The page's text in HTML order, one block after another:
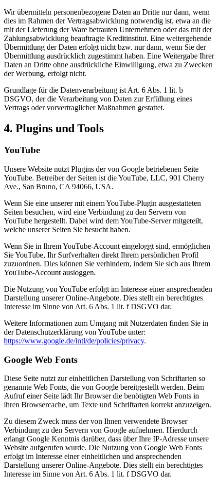
Wir übermitteln personenbezogene Daten an Dritte nur dann, wenn
dies im Rahmen der Vertragsabwicklung notwendig ist, etwa an die
mit der Lieferung der Ware betrauten Unternehmen oder das mit der
Zahlungsabwicklung beauftragte Kreditinstitut. Eine weitergehende
Übermittlung der Daten erfolgt nicht bzw. nur dann, wenn Sie der
Übermittlung ausdrücklich zugestimmt haben. Eine Weitergabe Ihrer
Daten an Dritte ohne ausdrückliche Einwilligung, etwa zu Zwecken
der Werbung, erfolgt nicht.
Grundlage für die Datenverarbeitung ist Art. 6 Abs. 1 lit. b
DSGVO, der die Verarbeitung von Daten zur Erfüllung eines
Vertrags oder vorvertraglicher Maßnahmen gestattet.
4. Plugins und Tools
YouTube
Unsere Website nutzt Plugins der von Google betriebenen Seite
YouTube. Betreiber der Seiten ist die YouTube, LLC, 901 Cherry
Ave., San Bruno, CA 94066, USA.
Wenn Sie eine unserer mit einem YouTube-Plugin ausgestatteten
Seiten besuchen, wird eine Verbindung zu den Servern von
YouTube hergestellt. Dabei wird dem YouTube-Server mitgeteilt,
welche unserer Seiten Sie besucht haben.
Wenn Sie in Ihrem YouTube-Account eingeloggt sind, ermöglichen
Sie YouTube, Ihr Surfverhalten direkt Ihrem persönlichen Profil
zuzuordnen. Dies können Sie verhindern, indem Sie sich aus Ihrem
YouTube-Account ausloggen.
Die Nutzung von YouTube erfolgt im Interesse einer ansprechenden
Darstellung unserer Online-Angebote. Dies stellt ein berechtigtes
Interesse im Sinne von Art. 6 Abs. 1 lit. f DSGVO dar.
Weitere Informationen zum Umgang mit Nutzerdaten finden Sie in
der Datenschutzerklärung von YouTube unter:
https://www.google.de/intl/de/policies/privacy.
Google Web Fonts
Diese Seite nutzt zur einheitlichen Darstellung von Schriftarten so
genannte Web Fonts, die von Google bereitgestellt werden. Beim
Aufruf einer Seite lädt Ihr Browser die benötigten Web Fonts in
ihren Browsercache, um Texte und Schriftarten korrekt anzuzeigen.
Zu diesem Zweck muss der von Ihnen verwendete Browser
Verbindung zu den Servern von Google aufnehmen. Hierdurch
erlangt Google Kenntnis darüber, dass über Ihre IP-Adresse unsere
Website aufgerufen wurde. Die Nutzung von Google Web Fonts
erfolgt im Interesse einer einheitlichen und ansprechenden
Darstellung unserer Online-Angebote. Dies stellt ein berechtigtes
Interesse im Sinne von Art. 6 Abs. 1 lit. f DSGVO dar.